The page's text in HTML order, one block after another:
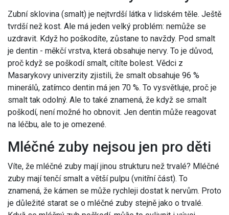
Zubní sklovina (smalt) je nejtvrdší látka v lidském těle. Ještě
tvrdší než kost. Ale má jeden velký problém: nemůže se
uzdravit. Když ho poškodíte, zůstane to navždy. Pod smalt
je dentin - měkčí vrstva, která obsahuje nervy. To je důvod,
proč když se poškodí smalt, cítíte bolest. Vědci z
Masarykovy univerzity zjistili, že smalt obsahuje 96 %
minerálů, zatímco dentin má jen 70 %. To vysvětluje, proč je
smalt tak odolný. Ale to také znamená, že když se smalt
poškodí, není možné ho obnovit. Jen dentin může reagovat
na léčbu, ale to je omezené.
Mléčné zuby nejsou jen pro děti
Víte, že mléčné zuby mají jinou strukturu než trvalé? Mléčné
zuby mají tenčí smalt a větší pulpu (vnitřní část). To
znamená, že kámen se může rychleji dostat k nervům. Proto
je důležité starat se o mléčné zuby stejně jako o trvalé.